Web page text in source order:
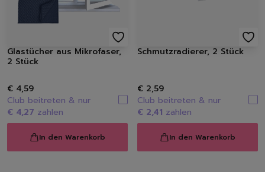
Glastücher aus Mikrofaser,
2 Stück
€ 4,59
Club beitreten & nur
€ 4,27 zahlen
In den Warenkorb
Schmutzradierer, 2 Stück
€ 2,59
Club beitreten & nur
€ 2,41 zahlen
In den Warenkorb